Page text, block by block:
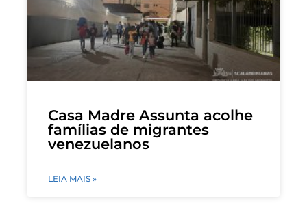
Casa Madre Assunta acolhe
famílias de migrantes
venezuelanos
LEIA MAIS »